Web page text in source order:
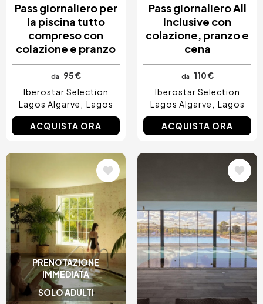
Pass giornaliero per
la piscina tutto
compreso con
colazione e pranzo
da
95 €
Iberostar Selection
Lagos Algarve
Lagos
ACQUISTA ORA
Pass giornaliero All
Inclusive con
colazione, pranzo e
cena
da
110 €
Iberostar Selection
Lagos Algarve
Lagos
ACQUISTA ORA
PRENOTAZIONE
IMMEDIATA
SOLO ADULTI
Immagine